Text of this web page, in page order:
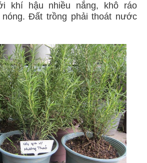
khí hậu nhiều nắng, khô ráo
Đất trồng phải thoát nước